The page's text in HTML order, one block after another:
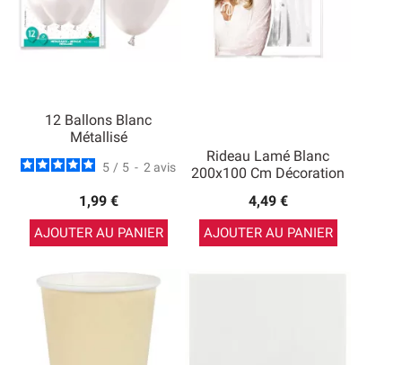
12 Ballons Blanc
Métallisé
5 / 5 - 2 avis
1,99 €
AJOUTER AU PANIER
Rideau Lamé Blanc
200x100 Cm Décoration
4,49 €
AJOUTER AU PANIER